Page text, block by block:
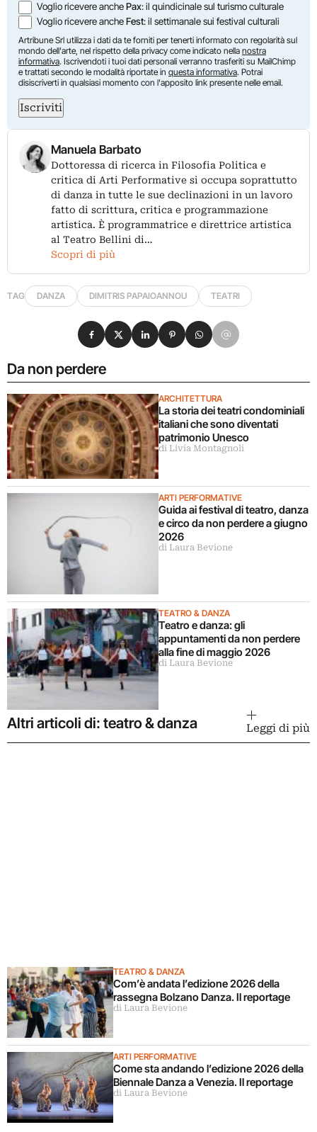
Voglio ricevere anchePax: il quindicinale sul turismo culturale
Voglio ricevere ancheFest: il settimanale sui festival culturali
Artribune Srl utilizza i dati da te forniti per tenerti informato con regolarità sul
mondo dell'arte, nel rispetto della privacy come indicato nella nostra
informativa. Iscrivendoti i tuoi dati personali verranno trasferiti su MailChimp
e trattati secondo le modalità riportate in questa informativa. Potrai
disiscriverti in qualsiasi momento con l'apposito link presente nelle email.
Iscriviti
Manuela Barbato
Dottoressa di ricerca in Filosofia Politica e
critica di Arti Performative si occupa soprattutto
di danza in tutte le sue declinazioni in un lavoro
fatto di scrittura, critica e programmazione
artistica. È programmatrice e direttrice artistica
al Teatro Bellini di…
Scopri di più
TAG DANZA DIMITRIS PAPAIOANNOU TEATRI
Da non perdere
ARCHITETTURA
La storia dei teatri condominiali
italiani che sono diventati
patrimonio Unesco
di Livia Montagnoli
ARTI PERFORMATIVE
Guida ai festival di teatro, danza
e circo da non perdere a giugno
2026
di Laura Bevione
TEATRO & DANZA
Teatro e danza: gli
appuntamenti da non perdere
alla fine di maggio 2026
di Laura Bevione
Condividi su Facebook
Condividi su X
Condividi su LinkedIn
Condividi su Pinterest
Condividi su WhatsApp
Condividi su Email
Altri articoli di: teatro & danza Leggi di più
TEATRO & DANZA
Com’è andata l’edizione 2026 della
rassegna Bolzano Danza. Il reportage
di Laura Bevione
ARTI PERFORMATIVE
Come sta andando l’edizione 2026 della
Biennale Danza a Venezia. Il reportage
di Laura Bevione